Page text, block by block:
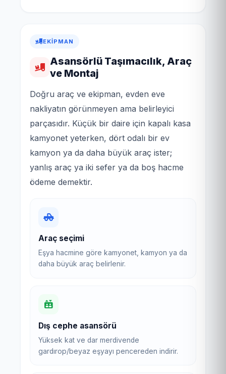
EKIPMAN
Asansörlü Taşımacılık, Araç
ve Montaj
Doğru araç ve ekipman, evden eve
nakliyatın görünmeyen ama belirleyici
parçasıdır. Küçük bir daire için kapalı kasa
kamyonet yeterken, dört odalı bir ev
kamyon ya da daha büyük araç ister;
yanlış araç ya iki sefer ya da boş hacme
ödeme demektir.
Araç seçimi
Eşya hacmine göre kamyonet, kamyon ya da
daha büyük araç belirlenir.
Dış cephe asansörü
Yüksek kat ve dar merdivende
gardırop/beyaz eşyayı pencereden indirir.